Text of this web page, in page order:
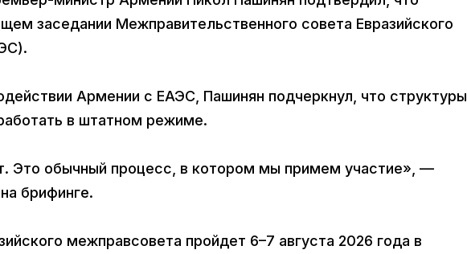
заседании Межправительственного совета Евразийского
Армении с ЕАЭС, Пашинян подчеркнул, что структуры
в штатном режиме.
Это обычный процесс, в котором мы примем участие», —
брифинге.
межправсовета пройдет 6–7 августа 2026 года в